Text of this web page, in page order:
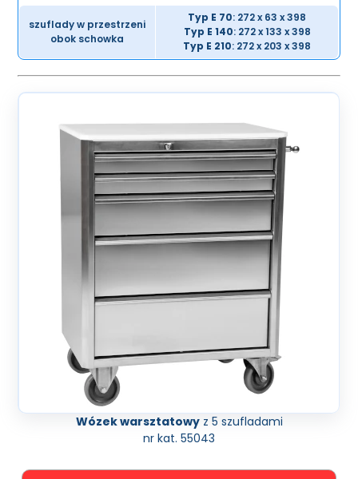
szuflady w przestrzeni
obok schowka
Typ E 70: 272 x 63 x 398
Typ E 140: 272 x 133 x 398
Typ E 210: 272 x 203 x 398
Wózek warsztatowyz 5 szufladami
nr kat. 55043